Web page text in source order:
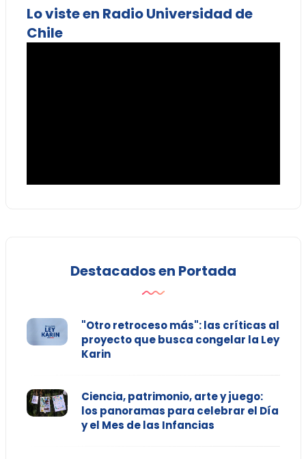
Lo viste en Radio Universidad de
Chile
Destacados en Portada
"Otro retroceso más": las críticas al
proyecto que busca congelar la Ley
Karin
Ciencia, patrimonio, arte y juego:
los panoramas para celebrar el Día
y el Mes de las Infancias